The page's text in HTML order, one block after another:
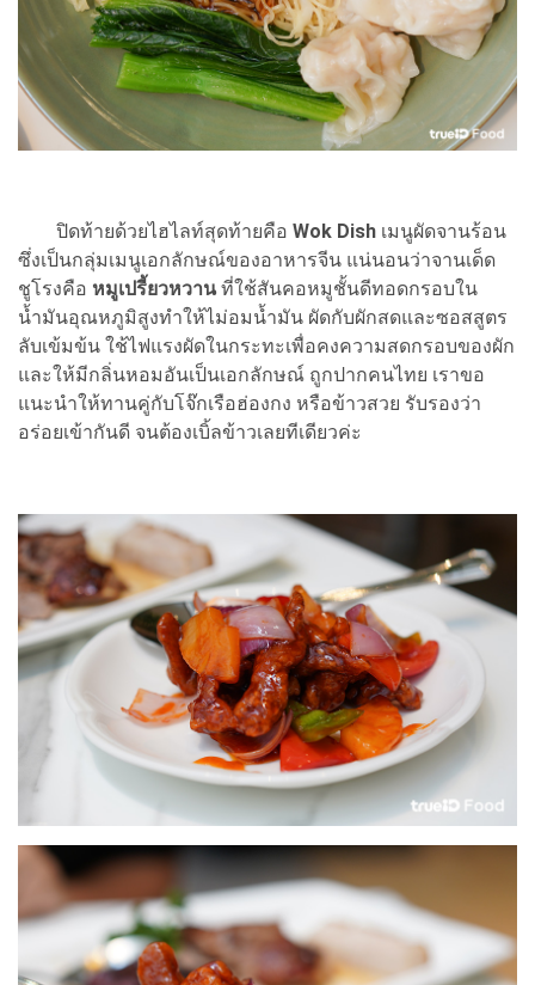
ปิดท้ายด้วยไฮไลท์สุดท้ายคือ Wok Dish เมนูผัดจานร้อน
ซึ่งเป็นกลุ่มเมนูเอกลักษณ์ของอาหารจีน แน่นอนว่าจานเด็ด
ชูโรงคือ หมูเปรี้ยวหวานที่ใช้สันคอหมูชั้นดีทอดกรอบใน
น้ำมันอุณหภูมิสูงทำให้ไม่อมน้ำมัน ผัดกับผักสดและซอสสูตร
ลับเข้มข้น ใช้ไฟแรงผัดในกระทะเพื่อคงความสดกรอบของผัก
และให้มีกลิ่นหอมอันเป็นเอกลักษณ์ ถูกปากคนไทย เราขอ
แนะนำให้ทานคู่กับโจ๊กเรือฮ่องกง หรือข้าวสวย รับรองว่า
อร่อยเข้ากันดี จนต้องเบิ้ลข้าวเลยทีเดียวค่ะ